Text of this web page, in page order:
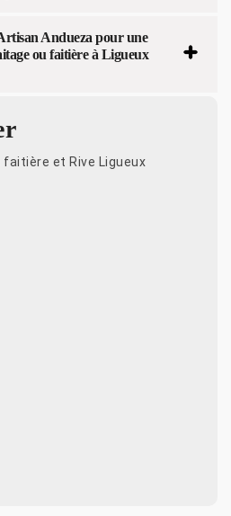
Andueza pour une
ou faitière à Ligueux
faitière et Rive Ligueux